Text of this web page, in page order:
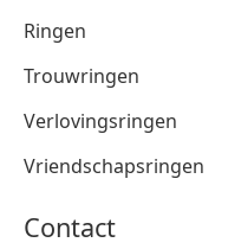
Ringen
Trouwringen
Verlovingsringen
Vriendschapsringen
Contact